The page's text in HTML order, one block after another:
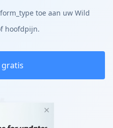
toe aan uw Wild
hoofdpijn.
gratis